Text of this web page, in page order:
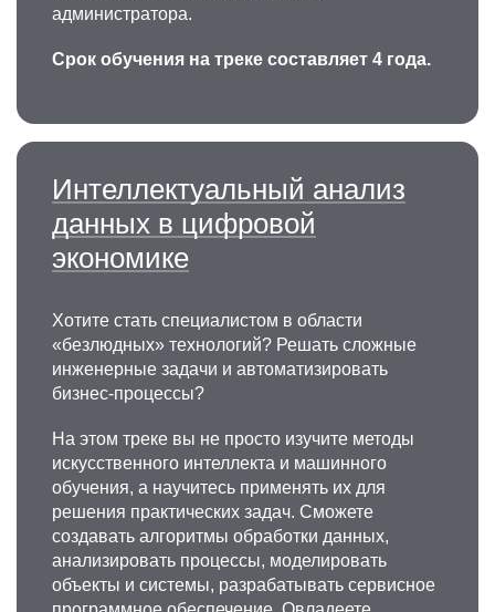
администратора.
Срок обучения на треке составляет 4 года.
Интеллектуальный анализ
данных в цифровой
экономике
Хотите стать специалистом в области
«безлюдных» технологий? Решать сложные
инженерные задачи и автоматизировать
бизнес-процессы?
На этом треке вы не просто изучите методы
искусственного интеллекта и машинного
обучения, а научитесь применять их для
решения практических задач. Сможете
создавать алгоритмы обработки данных,
анализировать процессы, моделировать
объекты и системы, разрабатывать сервисное